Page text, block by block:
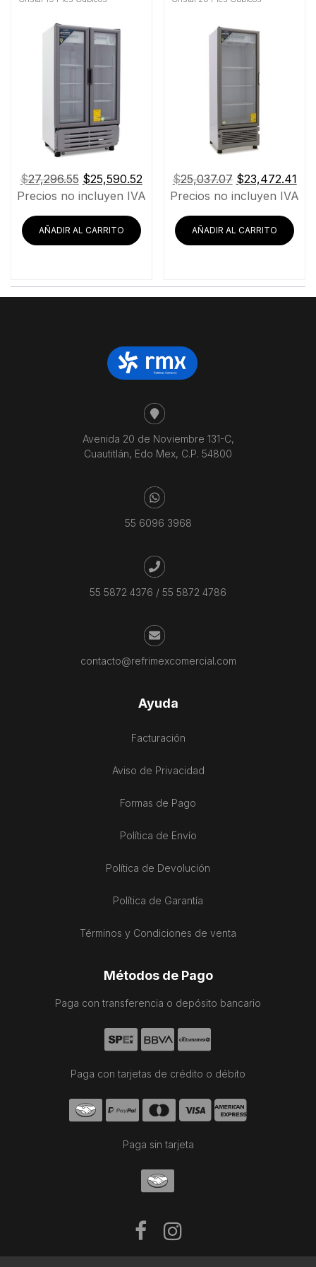
$27,296.55 El
precio
era:
$27,296.55.
$25,590.52El
precio
$25,590.52.
Precios no incluyen IVA
AÑADIR AL CARRITO
$25,037.07 El
precio
era:
$25,037.07.
$23,472.41El
Precios no incluyen IVA
AÑADIR AL CARRITO
Avenida 20 de Noviembre 131-C,
Cuautitlán, Edo Mex, C.P. 54800
55 6096 3968
55 5872 4376 / 55 5872 4786
contacto@refrimexcomercial.com
Ayuda
Facturación
Aviso de Privacidad
Formas de Pago
Política de Envío
Política de Devolución
Política de Garantía
Términos y Condiciones de venta
Métodos de Pago
Paga con transferencia o depósito bancario
Paga con tarjetas de crédito o débito
Paga sin tarjeta